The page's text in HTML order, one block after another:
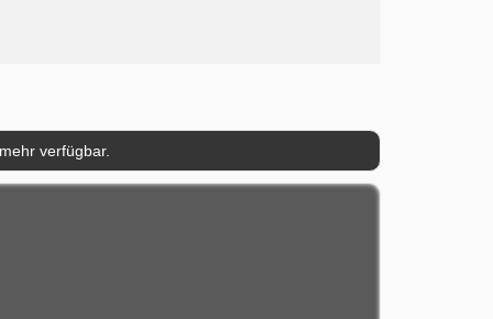
verfügbar.